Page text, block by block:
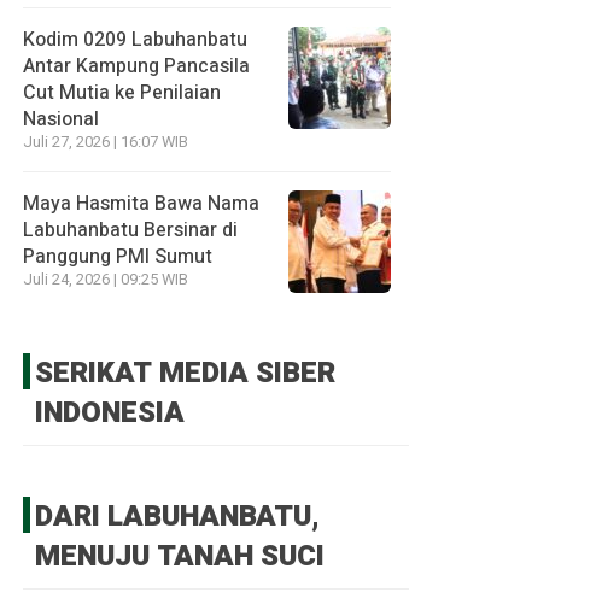
Kodim 0209 Labuhanbatu
Antar Kampung Pancasila
Cut Mutia ke Penilaian
Nasional
Juli 27, 2026 | 16:07 WIB
Maya Hasmita Bawa Nama
Labuhanbatu Bersinar di
Panggung PMI Sumut
Juli 24, 2026 | 09:25 WIB
SERIKAT MEDIA SIBER
INDONESIA
DARI LABUHANBATU,
MENUJU TANAH SUCI